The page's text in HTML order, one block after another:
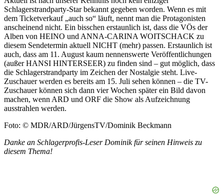
Schlagerstrandparty-Star bekannt gegeben worden. Wenn es mit
dem Ticketverkauf „auch so“ läuft, nennt man die Protagonisten
anscheinend nicht. Ein bisschen erstaunlich ist, dass die VÖs der
Alben von HEINO und ANNA-CARINA WOITSCHACK zu
diesem Sendetermin aktuell NICHT (mehr) passen. Erstaunlich ist
auch, dass am 11. August kaum nennenswerte Veröffentlichungen
(außer HANSI HINTERSEER) zu finden sind – gut möglich, dass
die Schlagerstrandparty im Zeichen der Nostalgie steht. Live-
Zuschauer werden es bereits am 15. Juli sehen können – die TV-
Zuschauer können sich dann vier Wochen später ein Bild davon
machen, wenn ARD und ORF die Show als Aufzeichnung
ausstrahlen werden.
Foto: © MDR/ARD/JürgensTV/Dominik Beckmann
Danke an Schlagerprofis-Leser Dominik für seinen Hinweis zu
diesem Thema!